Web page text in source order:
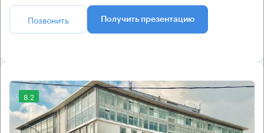
Позвонить Получить презентацию
8.2